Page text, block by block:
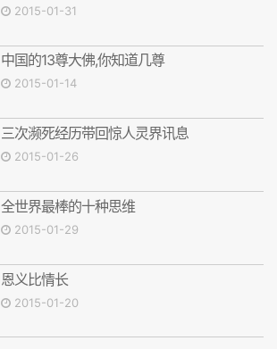
2015-01-31
中国的13尊大佛,你知道几尊
2015-01-14
三次濒死经历带回惊人灵界讯息
2015-01-26
全世界最棒的十种思维
2015-01-29
恩义比情长
2015-01-20